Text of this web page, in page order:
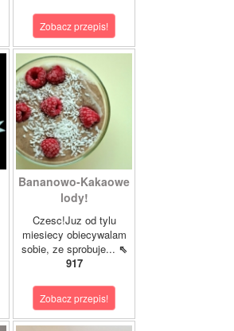
Zobacz przepis!
Bananowo-Kakaowe
lody!
Czesc!Juz od tylu
miesiecy obiecywalam
sobie, ze sprobuje... ⇖
917
Zobacz przepis!